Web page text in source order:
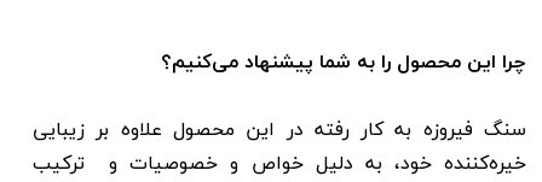
چرا این محصول را به شما پیشنهاد می‌کنیم؟
سنگ‌ فیروزه به کار رفته در این محصول علاوه بر زیبایی
خیره‌کننده خود، به دلیل خواص و خصوصیات و ترکیب